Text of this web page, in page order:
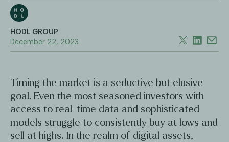
HODL GROUP
December 22, 2023
Timing the market is a seductive but elusive
goal. Even the most seasoned investors with
access to real-time data and sophisticated
models struggle to consistently buy at lows and
sell at highs. In the realm of digital assets,